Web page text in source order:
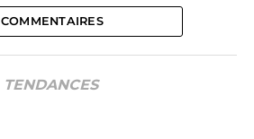
COMMENTAIRES
TENDANCES